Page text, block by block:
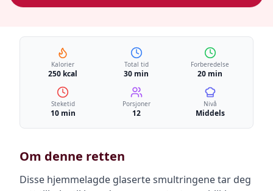
Kalorier
250 kcal
Total tid
30 min
Forberedelse
20 min
Steketid
10 min
Porsjoner
12
Nivå
Middels
Om denne retten
Disse hjemmelagde glaserte smultringene tar deg